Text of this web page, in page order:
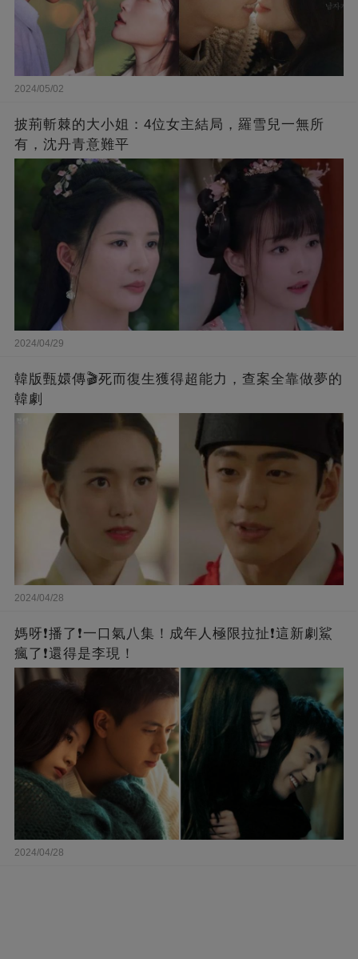
2024/05/02
披荊斬棘的大小姐：4位女主結局，羅雪兒一無所
有，沈丹青意難平
2024/04/29
韓版甄嬛傳🎬死而復生獲得超能力，查案全靠做夢的
韓劇
2024/04/28
媽呀❗️播了❗一口氣八集！成年人極限拉扯❗這新劇鯊
瘋了❗還得是李現！
2024/04/28